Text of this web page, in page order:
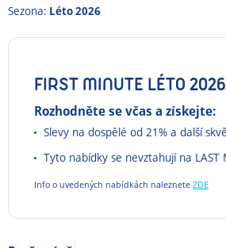
Sezona: Léto 2026
FIRST MINUTE LÉTO 2026
Rozhodněte se včas a získejte:
Slevy na dospělé od 21% a další
Tyto nabídky se nevztahují na LAST
Info o uvedených nabídkách naleznete ZDE